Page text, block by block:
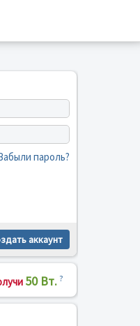
пароль?
аккаунт
50 Вт. ?